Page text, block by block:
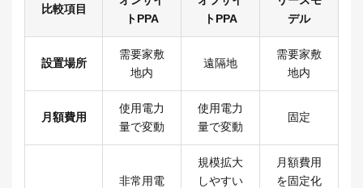
比較項目
トPPA
トPPA
デル
設置場所
需要家敷
地内
遠隔地
需要家敷
地内
月額費用
使用電力
量で変動
使用電力
量で変動
固定
非常用電
規模拡大
しやすい
月額費用
を固定化